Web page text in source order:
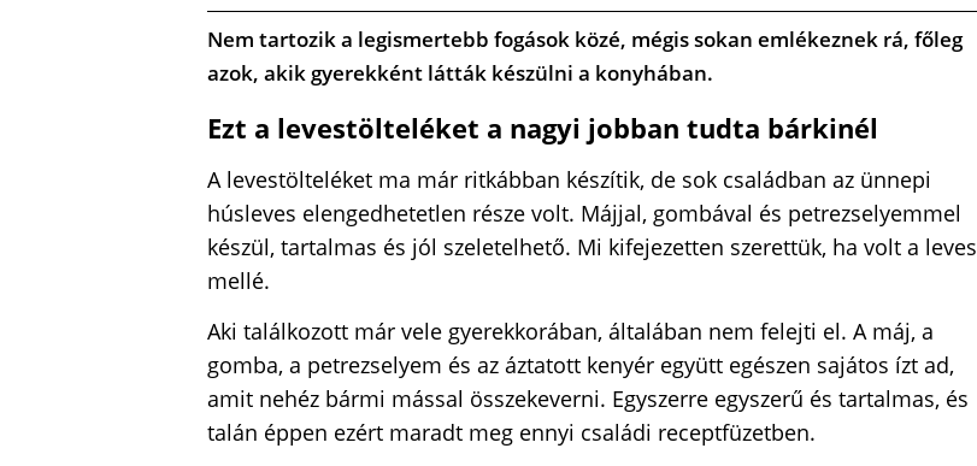
Nem tartozik a legismertebb fogások közé, mégis sokan emlékeznek rá, főleg
azok, akik gyerekként látták készülni a konyhában.
Ezt a levestölteléket a nagyi jobban tudta bárkinél
A levestölteléket ma már ritkábban készítik, de sok családban az ünnepi
húsleves elengedhetetlen része volt. Májjal, gombával és petrezselyemmel
készül, tartalmas és jól szeletelhető. Mi kifejezetten szerettük, ha volt a leves
mellé.
Aki találkozott már vele gyerekkorában, általában nem felejti el. A máj, a
gomba, a petrezselyem és az áztatott kenyér együtt egészen sajátos ízt ad,
amit nehéz bármi mással összekeverni. Egyszerre egyszerű és tartalmas, és
talán éppen ezért maradt meg ennyi családi receptfüzetben.